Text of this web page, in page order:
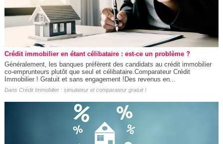
Crédit immobilier en étant célibataire : est-ce un problème ?
Généralement, les banques préfèrent des candidats au crédit immobilier
co-emprunteurs plutôt que seul et célibataire.Comparateur Crédit
Immobilier ! Gratuit et sans engagement !Des revenus en...
Dans Crédit Immobilier : simulateur et comparateur gratuit !